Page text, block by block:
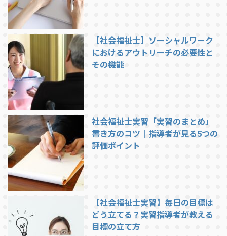
【社会福祉士】ソーシャルワーク
におけるアウトリーチの必要性と
その機能
社会福祉士実習「実習のまとめ」
書き方のコツ｜指導者が見る5つの
評価ポイント
【社会福祉士実習】毎日の目標は
どう立てる？実習指導者が教える
目標の立て方